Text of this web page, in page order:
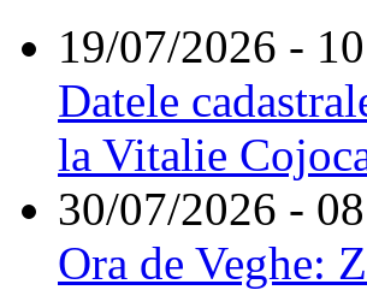
19/07/2026 -
Datele
la Vitalie
30/07/2026 -
Ora de Veghe: